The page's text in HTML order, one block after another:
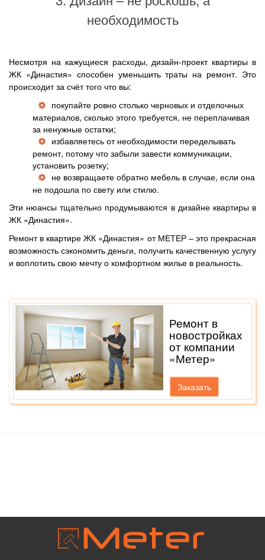
необходимость
Несмотря на кажущиеся расходы, дизайн-проект квартиры в
ЖК «Династия» способен уменьшить траты на ремонт. Это
происходит за счёт того что вы:
покупайте ровно столько черновых и отделочных
материалов, сколько этого требуется, не переплачивая
за ненужные остатки;
избавляетесь от необходимости переделывать
ремонт, потому что забыли завести коммуникации,
установить розетку;
не возвращаете обратно мебель в случае, если она
не подошла по свету или стилю.
Эти нюансы тщательно продумываются в дизайне квартиры в
ЖК «Династия».
Ремонт в квартире ЖК «Династия» от МЕТЕР – это прекрасная
возможность сэкономить деньги, получить качественную услугу
и воплотить свою мечту о комфортном жилье в реальность.
Ремонт в
новостройках
от компании
«Метер»
Заказать